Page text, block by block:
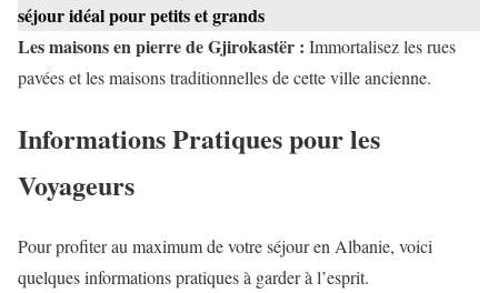
séjour idéal pour petits et grands
Les maisons en pierre de Gjirokastër : Immortalisez les rues
pavées et les maisons traditionnelles de cette ville ancienne.
Informations Pratiques pour les
Voyageurs
Pour profiter au maximum de votre séjour en Albanie, voici
quelques informations pratiques à garder à l’esprit.